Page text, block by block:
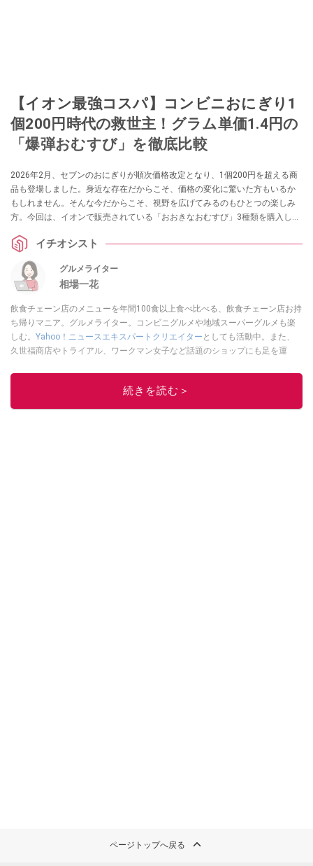
【イオン最強コスパ】コンビニおにぎり1
個200円時代の救世主！グラム単価1.4円の
「爆弾おむすび」を徹底比較
2026年2月、セブンのおにぎりが順次価格改定となり、1個200円を超える商
品も登場しました。身近な存在だからこそ、価格の変化に驚いた方もいるか
もしれません。そんな今だからこそ、視野を広げてみるのもひとつの楽しみ
方。今回は、イオンで販売されている「おおきなおむすび」3種類を購入し、
してみました。ボリューム感や満足度はもちろん、価格とのバランスにも注
目しながら検証。日々の食事選びの参考になるよう、前向きな視点で詳しく
ご紹介していきます。
イチオシスト
グルメライター
相場一花
飲食チェーン店のメニューを年間100食以上食べ比べる、飲食チェーン店お持
ち帰りマニア。グルメライター。コンビニグルメや地域スーパーグルメも楽
しむ。 Yahoo！ニュースエキスパートクリエイター としても活動中。また、
久世福商店やトライアル、ワークマン女子など話題のショップにも足を運
「週刊プレイボーイ」、宝島社「おいしい！ シャトレーゼBOOK」などでグ
ルメライター、食の専門家として出演実績あり。
続きを読む＞
ページトップへ戻る